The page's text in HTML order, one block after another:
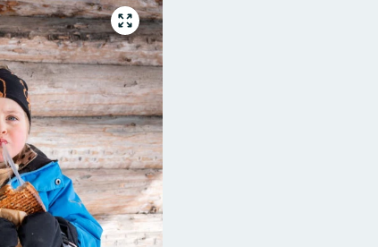
Gå
till
helskärmsläge